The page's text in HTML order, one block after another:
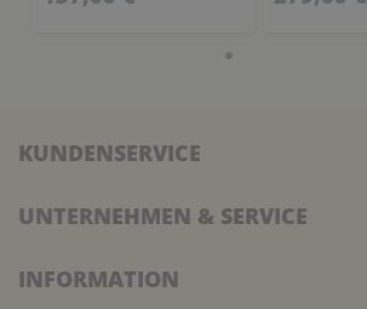
KUNDENSERVICE
UNTERNEHMEN & SERVICE
INFORMATION